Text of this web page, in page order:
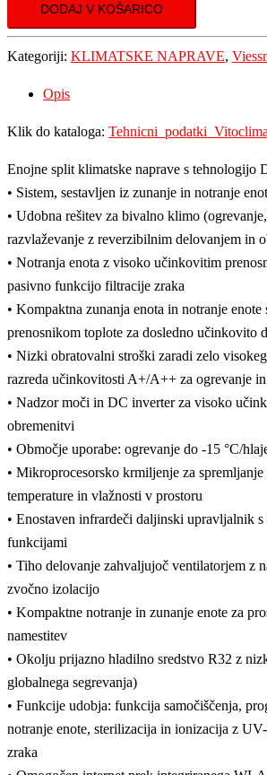
DODAJ V KOŠARICO
Kategoriji: KLIMATSKE NAPRAVE,
Opis
Klik do kataloga:
Enojne split klimatske naprave s tehnologijo
• Sistem, sestavljen iz zunanje in notranje
• Udobna rešitev za bivalno klimo
razvlaževanje z reverzibilnim delovanjem in
• Notranja enota z visoko učinkovitim
pasivno funkcijo filtracije zraka
• Kompaktna zunanja enota in notranje enote
prenosnikom toplote za dosledno učinkovito
• Nizki obratovalni stroški zaradi zelo
razreda učinkovitosti A+/A++ za ogrevanje
• Nadzor moči in DC inverter za visoko
obremenitvi
• Območje uporabe: ogrevanje do -15 °C/
• Mikroprocesorsko krmiljenje za
temperature in vlažnosti v prostoru
• Enostaven infrardeči daljinski upravljalnik
funkcijami
• Tiho delovanje zahvaljujoč ventilatorjem z
zvočno izolacijo
• Kompaktne notranje in zunanje enote za
namestitev
• Okolju prijazno hladilno sredstvo R32 z
globalnega segrevanja)
• Funkcije udobja: funkcija samočiščenja,
notranje enote, sterilizacija in ionizacija z
zraka